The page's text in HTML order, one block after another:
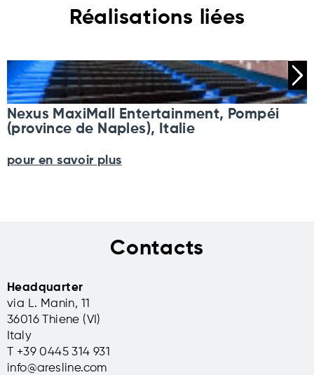
Réalisations liées
Nexus MaxiMall Entertainment, Pompéi
(province de Naples), Italie
pour en savoir plus
Contacts
Headquarter
via L. Manin, 11
36016 Thiene (VI)
Italy
T +39 0445 314 931
info@aresline.com